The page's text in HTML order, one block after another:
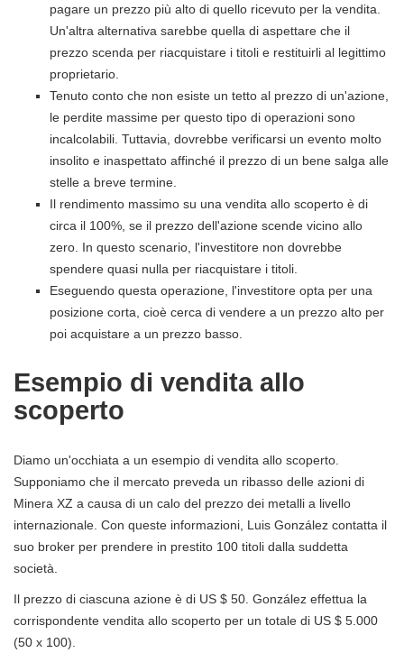
pagare un prezzo più alto di quello ricevuto per la vendita.
Un'altra alternativa sarebbe quella di aspettare che il
prezzo scenda per riacquistare i titoli e restituirli al legittimo
proprietario.
Tenuto conto che non esiste un tetto al prezzo di un'azione,
le perdite massime per questo tipo di operazioni sono
incalcolabili. Tuttavia, dovrebbe verificarsi un evento molto
insolito e inaspettato affinché il prezzo di un bene salga alle
stelle a breve termine.
Il rendimento massimo su una vendita allo scoperto è di
circa il 100%, se il prezzo dell'azione scende vicino allo
zero. In questo scenario, l'investitore non dovrebbe
spendere quasi nulla per riacquistare i titoli.
Eseguendo questa operazione, l'investitore opta per una
posizione corta, cioè cerca di vendere a un prezzo alto per
poi acquistare a un prezzo basso.
Esempio di vendita allo
scoperto
Diamo un'occhiata a un esempio di vendita allo scoperto.
Supponiamo che il mercato preveda un ribasso delle azioni di
Minera XZ a causa di un calo del prezzo dei metalli a livello
internazionale. Con queste informazioni, Luis González contatta il
suo broker per prendere in prestito 100 titoli dalla suddetta
società.
Il prezzo di ciascuna azione è di US $ 50. González effettua la
corrispondente vendita allo scoperto per un totale di US $ 5.000
(50 x 100).